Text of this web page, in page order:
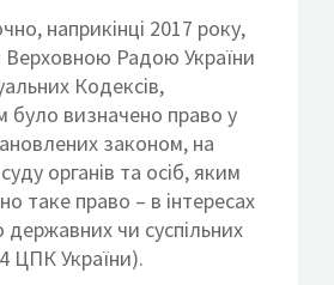
наприкінці 2017 року,
Верховною Радою України
Кодексів,
було визначено право у
законом, на
органів та осіб, яким
таке право – в інтересах
державних чи суспільних
ЦПК України).